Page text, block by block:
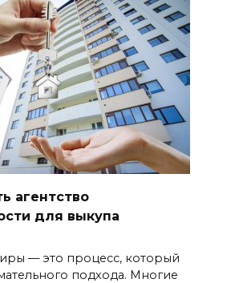
агентство
для выкупа
— это процесс, который
подхода. Многие